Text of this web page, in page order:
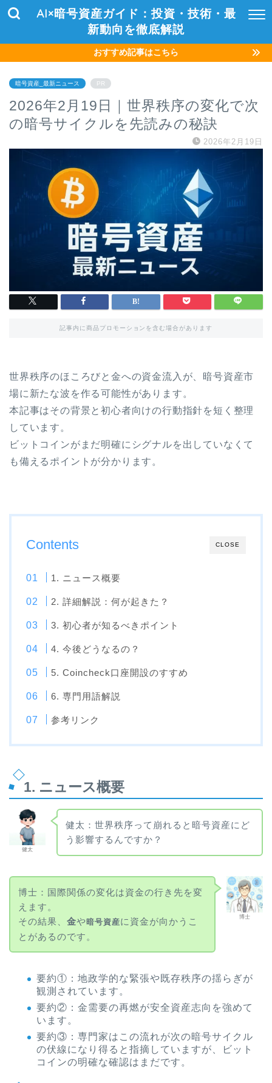
AI×暗号資産ガイド：投資・技術・最
新動向を徹底解説
おすすめ記事はこちら
暗号資産_最新ニュース PR
2026年2月19日｜世界秩序の変化で次
の暗号サイクルを先読みの秘訣
2026年2月19日
記事内に商品プロモーションを含む場合があります
世界秩序のほころびと金への資金流入が、暗号資産市
場に新たな波を作る可能性があります。
本記事はその背景と初心者向けの行動指針を短く整理
しています。
ビットコインがまだ明確にシグナルを出していなくて
も備えるポイントが分かります。
CLOSE
Contents
1. ニュース概要
2. 詳細解説：何が起きた？
3. 初心者が知るべきポイント
4. 今後どうなるの？
5. Coincheck口座開設のすすめ
6. 専門用語解説
参考リンク
1. ニュース概要
健太
健太：世界秩序って崩れると暗号資産にど
う影響するんですか？
博士
博士：国際関係の変化は資金の行き先を変
えます。
その結果、 金や 暗号資産に資金が向かうこ
とがあるのです。
要約①：地政学的な緊張や既存秩序の揺らぎが
観測されています。
要約②：金需要の再燃が安全資産志向を強めて
います。
要約③：専門家はこの流れが次の暗号サイクル
の伏線になり得ると指摘していますが、ビット
コインの明確な確認はまだです。